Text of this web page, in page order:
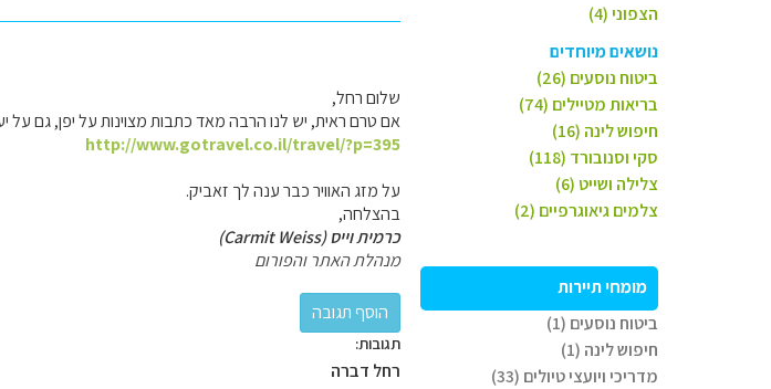
הצפוני (4)
נושאים מיוחדים
ביטוח נוסעים (26)
בריאות מטיילים (74)
חיפוש לינה (16)
סקי וסנובורד (118)
צלילה ושייט (6)
צלמים גיאוגרפיים (2)
מומחי תיירות
ביטוח נוסעים (1)
חיפוש לינה (1)
מדריכי ויועצי טיולים (33)
שלום רחל,
אם טרם ראית, יש לנו הרבה מאד כתבות מצוינות על יפן, גם על
http://www.gotravel.co.il/travel/?p=395
על מזג האוויר כבר ענה לך זאביק.
בהצלחה,
כרמית וייס (Carmit Weiss)
מנהלת האתר והפורום
תגובות:
רחל דברה